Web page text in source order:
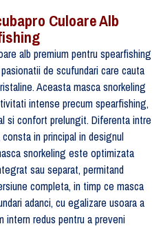
Culoare Alb
alb premium pentru spearfishing
de scufundari care cauta
Aceasta masca snorkeling
intense precum spearfishing,
si confort prelungit. Diferenta intre
in principal in designul
snorkeling este optimizata
sau separat, permitand
completa, in timp ce masca
adanci, cu egalizare usoara a
intern redus pentru a preveni